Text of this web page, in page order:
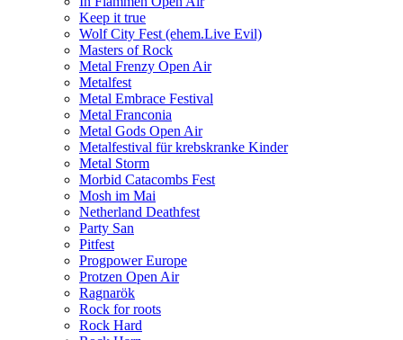
Keep it true
Wolf City Fest (ehem.Live Evil)
Masters of Rock
Metal Frenzy Open Air
Metalfest
Metal Embrace Festival
Metal Franconia
Metal Gods Open Air
Metalfestival für krebskranke Kinder
Metal Storm
Morbid Catacombs Fest
Mosh im Mai
Netherland Deathfest
Party San
Pitfest
Progpower Europe
Protzen Open Air
Ragnarök
Rock for roots
Rock Hard